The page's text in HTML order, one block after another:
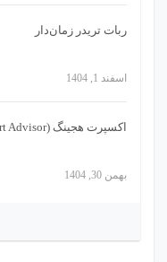
ربات تریدر زمان‌دار
اسفند 1, 1404
اکسپرت هجینگ (Hedging Expert Advisor)
بهمن 30, 1404